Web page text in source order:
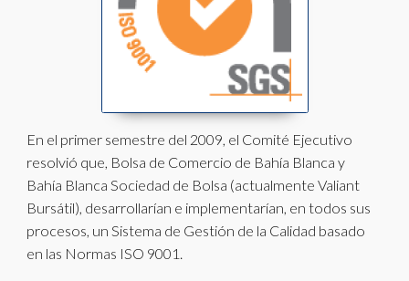
En el primer semestre del 2009, el Comité Ejecutivo
resolvió que, Bolsa de Comercio de Bahía Blanca y
Bahía Blanca Sociedad de Bolsa (actualmente Valiant
Bursátil), desarrollarían e implementarían, en todos sus
procesos, un Sistema de Gestión de la Calidad basado
en las Normas ISO 9001.